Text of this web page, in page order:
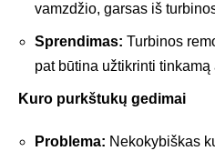
vamzdžio, garsas iš
Sprendimas: Turbinos
pat būtina užtikrinti tinkamą
Kuro purkštukų gedimai
Problema: Nekokybiškas